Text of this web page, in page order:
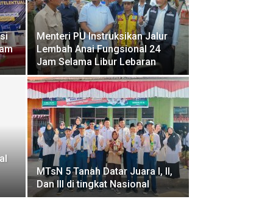
Menteri PU Instruksikan Jalur
Lembah Anai Fungsional 24
Jam Selama Libur Lebaran
MTsN 5 Tanah Datar Juara I, II,
Dan III di tingkat Nasional